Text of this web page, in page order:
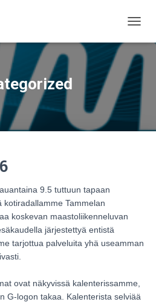
9.5 tuttuun tapaan
kotiradallamme Tammelan
koskevan maastoliikenneluvan
järjestettyä entistä
tarjottua palveluita yhä useamman
ovat näkyvissä kalenterissamme,
G-logon takaa. Kalenterista selviää